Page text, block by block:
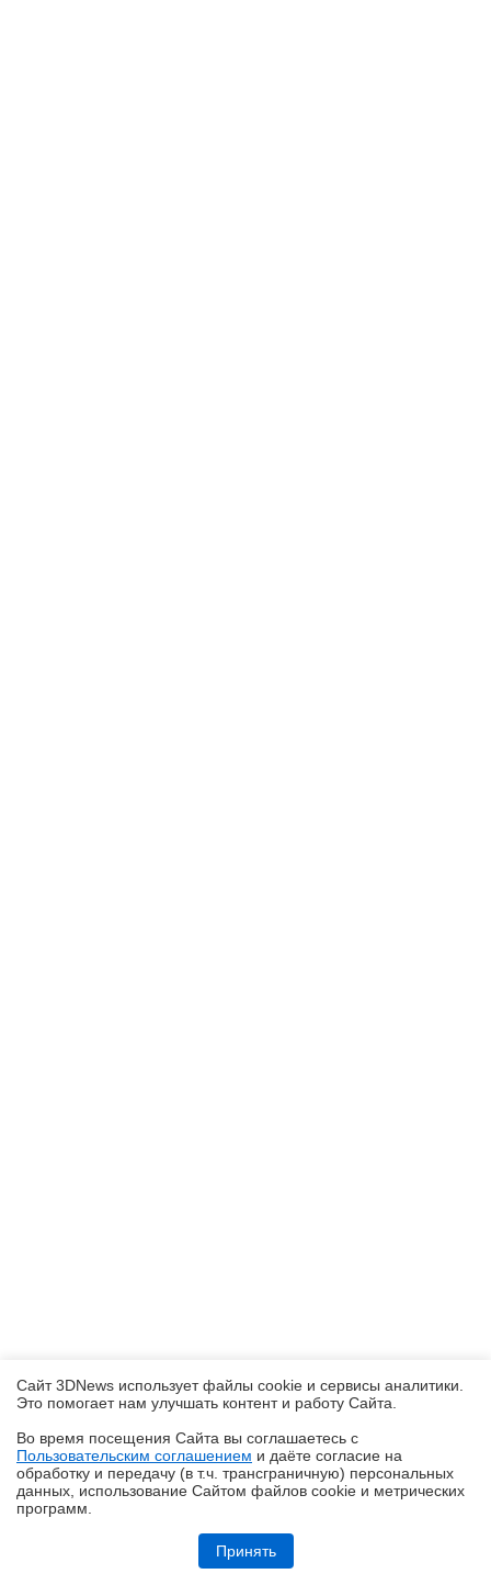
Ryzen и DDR5-6000 на чипах Samsung — G.Skill даёт добро
Сайт 3DNews использует файлы cookie и сервисы аналитики.
Это помогает нам улучшать контент и работу Cайта.
Во время посещения Cайта вы соглашаетесь с
Пользовательским соглашением и даёте согласие на
обработку и передачу (в т.ч. трансграничную) персональных
данных, использование Cайтом файлов cookie и метрических
программ.
Принять